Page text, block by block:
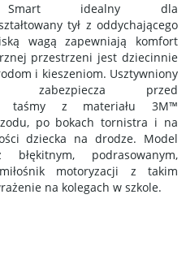
Smart idealny dla
tył z oddychającego
wagą zapewniają komfort
przestrzeni jest dziecinnie
i kieszeniom. Usztywniony
przed
taśmy z materiału 3M™
po bokach tornistra i na
dziecka na drodze. Model
podrasowanym,
motoryzacji z takim
na kolegach w szkole.